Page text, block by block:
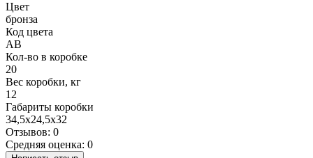
Цвет
бронза
Код цвета
AB
Кол-во в коробке
20
Вес коробки, кг
12
Габариты коробки
34,5х24,5х32
Отзывов: 0
Средняя оценка: 0